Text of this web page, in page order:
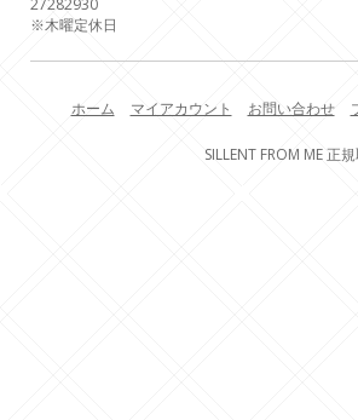
27282930
※木曜定休日
ホーム マイアカウント お問い合わせ
SILLENT FROM ME 正